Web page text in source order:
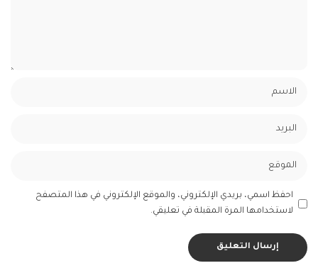
احفظ اسمي، بريدي الإلكتروني، والموقع الإلكتروني في هذا المتصفح
لاستخدامها المرة المقبلة في تعليقي.